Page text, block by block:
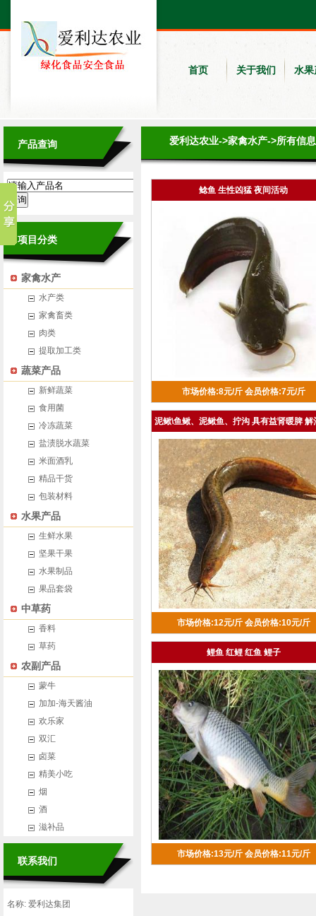
首页 关于我们 水果
产品查询
项目分类
家禽水产
水产类
家禽畜类
肉类
提取加工类
蔬菜产品
新鲜蔬菜
食用菌
冷冻蔬菜
盐渍脱水蔬菜
米面酒乳
精品干货
包装材料
水果产品
生鲜水果
坚果干果
水果制品
果品套袋
中草药
香料
草药
农副产品
蒙牛
加加-海天酱油
欢乐家
双汇
卤菜
精美小吃
烟
酒
滋补品
联系我们
名称: 爱利达集团
爱利达农业->家禽水产->所有信息
鲶鱼 生性凶猛 夜间活动
市场价格:8元/斤 会员价格:7元/斤
泥鳅\鱼鳅、泥鳅鱼、拧沟 具有益肾暖脾 解
高免疫力
市场价格:12元/斤 会员价格:10元/斤
鲤鱼 红鲤 红鱼 鲤子
市场价格:13元/斤 会员价格:11元/斤